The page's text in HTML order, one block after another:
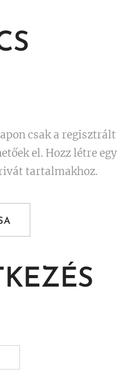
csak a regisztrált
el. Hozz létre egy
tartalmakhoz.